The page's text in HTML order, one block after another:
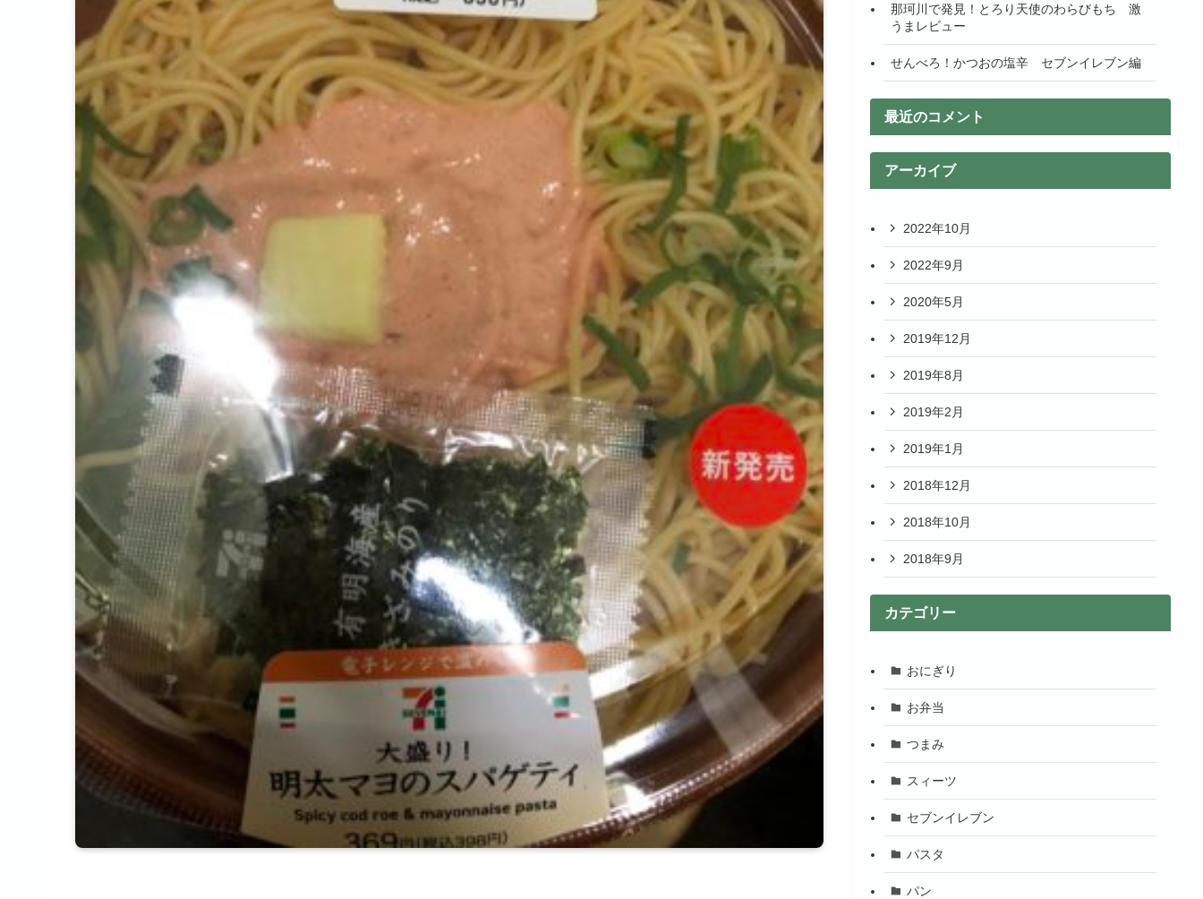
那珂川で発見！とろり天使のわらびもち 激
うまレビュー
せんべろ！かつおの塩辛 セブンイレブン編
最近のコメント
アーカイブ
2022年10月
2022年9月
2020年5月
2019年12月
2019年8月
2019年2月
2019年1月
2018年12月
2018年10月
2018年9月
カテゴリー
おにぎり
お弁当
つまみ
スィーツ
セブンイレブン
パスタ
パン